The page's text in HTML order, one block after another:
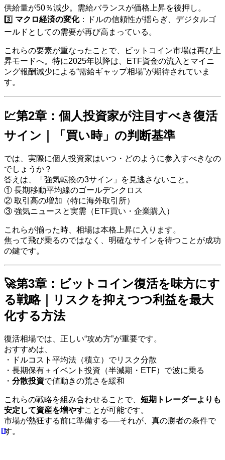
供給量が50％減少。需給バランスが価格上昇を後押し。
3️⃣ マクロ経済の変化：ドルの信頼性が揺らぎ、デジタルゴ
ールドとしての需要が再び高まっている。
これらの要素が重なったことで、ビットコイン市場は再び上
昇モードへ。特に2025年以降は、ETF資金の流入とマイニ
ング報酬減少による“需給ギャップ相場”が期待されていま
す。
💹第2章：個人投資家が注目すべき復活
サイン｜「買い時」の判断基準
では、実際に個人投資家はいつ・どのように参入すべきなの
でしょうか？
答えは、「強気転換の3サイン」を見逃さないこと。
① 長期移動平均線のゴールデンクロス
② 取引高の増加（特に海外取引所）
③ 強気ニュースと実需（ETF買い・企業購入）
これらが揃った時、相場は本格上昇に入ります。
焦って飛び乗るのではなく、明確なサインを待つことが成功
の鍵です。
🚀第3章：ビットコイン復活を味方にす
る戦略｜リスクを抑えつつ利益を最大
化する方法
復活相場では、正しい“攻め方”が重要です。
おすすめは、
・ドルコスト平均法（積立）でリスク分散
・長期保有＋イベント投資（半減期・ETF）で波に乗る
・ 分散投資で値動きの荒さを緩和
これらの戦略を組み合わせることで、 短期トレーダーよりも
安定して資産を増やすことが可能です。
市場が熱狂する前に準備する──それが、真の勝者の条件で
す。